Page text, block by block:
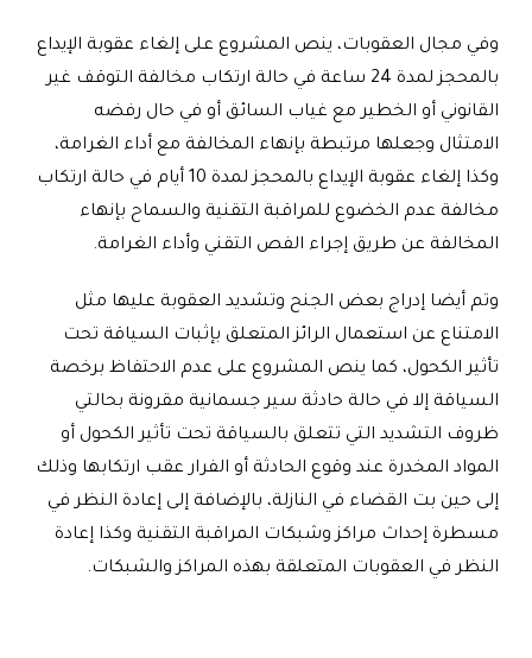
وفي مجال العقوبات، ينص المشروع على إلغاء عقوبة الإيداع
بالمحجز لمدة 24 ساعة في حالة ارتكاب مخالفة التوقف غير
القانوني أو الخطير مع غياب السائق أو في حال رفضه
الامتثال وجعلها مرتبطة بإنهاء المخالفة مع أداء الغرامة،
وكذا إلغاء عقوبة الإيداع بالمحجز لمدة 10 أيام في حالة ارتكاب
مخالفة عدم الخضوع للمراقبة التقنية والسماح بإنهاء
المخالفة عن طريق إجراء الفص التقني وأداء الغرامة.
وتم أيضا إدراج بعض الجنح وتشديد العقوبة عليها مثل
الامتناع عن استعمال الرائز المتعلق بإثبات السياقة تحت
تأثير الكحول، كما ينص المشروع على عدم الاحتفاظ برخصة
السياقة إلا في حالة حادثة سير جسمانية مقرونة بحالتي
ظروف التشديد التي تتعلق بالسياقة تحت تأثير الكحول أو
المواد المخدرة عند وقوع الحادثة أو الفرار عقب ارتكابها وذلك
إلى حين بت القضاء في النازلة، بالإضافة إلى إعادة النظر في
مسطرة إحداث مراكز وشبكات المراقبة التقنية وكذا إعادة
النظر في العقوبات المتعلقة بهذه المراكز والشبكات.